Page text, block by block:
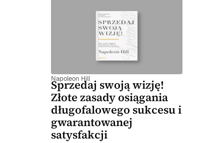
Napoleon Hill
Sprzedaj swoją wizję!
Złote zasady osiągania
długofalowego sukcesu i
gwarantowanej
satysfakcji